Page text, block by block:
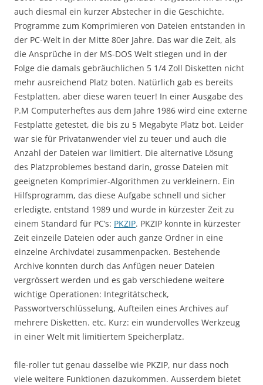
auch diesmal ein kurzer Abstecher in die Geschichte.
Programme zum Komprimieren von Dateien entstanden in
der PC-Welt in der Mitte 80er Jahre. Das war die Zeit, als
die Ansprüche in der MS-DOS Welt stiegen und in der
Folge die damals gebräuchlichen 5 1/4 Zoll Disketten nicht
mehr ausreichend Platz boten. Natürlich gab es bereits
Festplatten, aber diese waren teuer! In einer Ausgabe des
P.M Computerheftes aus dem Jahre 1986 wird eine externe
Festplatte getestet, die bis zu 5 Megabyte Platz bot. Leider
war sie für Privatanwender viel zu teuer und auch die
Anzahl der Dateien war limitiert. Die alternative Lösung
des Platzproblemes bestand darin, grosse Dateien mit
geeigneten Komprimier-Algorithmen zu verkleinern. Ein
Hilfsprogramm, das diese Aufgabe schnell und sicher
erledigte, entstand 1989 und wurde in kürzester Zeit zu
einem Standard für PC’s: PKZIP. PKZIP konnte in kürzester
Zeit einzeile Dateien oder auch ganze Ordner in eine
einzelne Archivdatei zusammenpacken. Bestehende
Archive konnten durch das Anfügen neuer Dateien
vergrössert werden und es gab verschiedene weitere
wichtige Operationen: Integritätscheck,
Passwortverschlüsselung, Aufteilen eines Archives auf
mehrere Disketten. etc. Kurz: ein wundervolles Werkzeug
in einer Welt mit limitiertem Speicherplatz.
file-roller tut genau dasselbe wie PKZIP, nur dass noch
viele weitere Funktionen dazukommen. Ausserdem bietet